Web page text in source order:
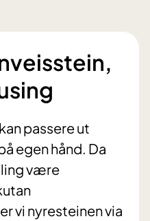
passere ut
egen hånd. Da
være
vi nyresteinen via